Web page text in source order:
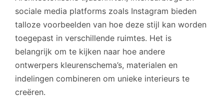
sociale media platforms zoals Instagram bieden
talloze voorbeelden van hoe deze stijl kan worden
toegepast in verschillende ruimtes. Het is
belangrijk om te kijken naar hoe andere
ontwerpers kleurenschema’s, materialen en
indelingen combineren om unieke interieurs te
creëren.